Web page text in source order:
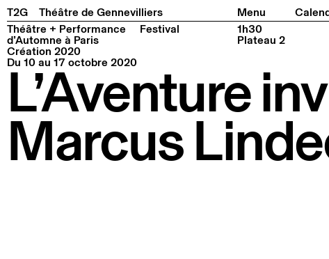
T2G Théâtre de Gennevilliers Menu
Facebook
Instagram Tiktok
Plan
Théâtre + Performance
Festival
d’Automne à Paris
Création 2020
Du 10 au 17 octobre 2020
1h30
Plateau 2
L’Aventure
Marcus